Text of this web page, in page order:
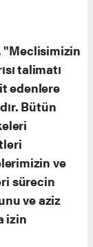
"Meclisimizin
talimatı
edenlere
Bütün
ve
sürecin
ve aziz
izin